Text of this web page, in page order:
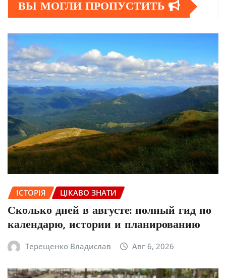
ВЫ МОГЛИ ПРОПУСТИТЬ
ІСТОРІЯ ЦІКАВО ЗНАТИ
Сколько дней в августе: полный гид по
календарю, истории и планированию
Терещенко Владислав Авг 6, 2026